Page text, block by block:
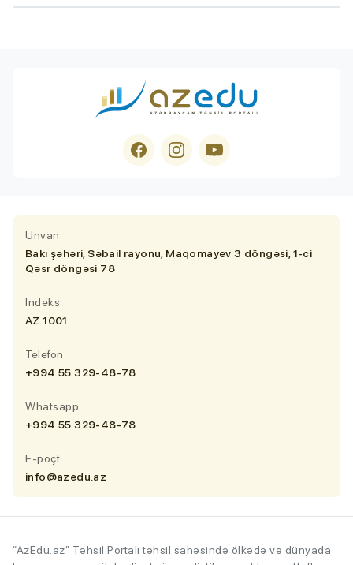
Ünvan:
Bakı şəhəri, Səbail rayonu, Maqomayev 3 döngəsi, 1-ci
Qəsr döngəsi 78
İndeks:
AZ 1001
Telefon:
+994 55 329-48-78
Whatsapp:
+994 55 329-48-78
E-poçt:
info@azedu.az
“AzEdu.az” Təhsil Portalı təhsil sahəsində ölkədə və dünyada